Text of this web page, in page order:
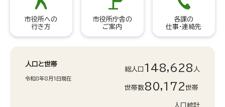
市役所への
行き方
市役所庁舎の
ご案内
各課の
仕事・連絡先
人口と世帯
令和8年8月1日現在
総人口 148,628 人
世帯数80,172世帯
人口統計